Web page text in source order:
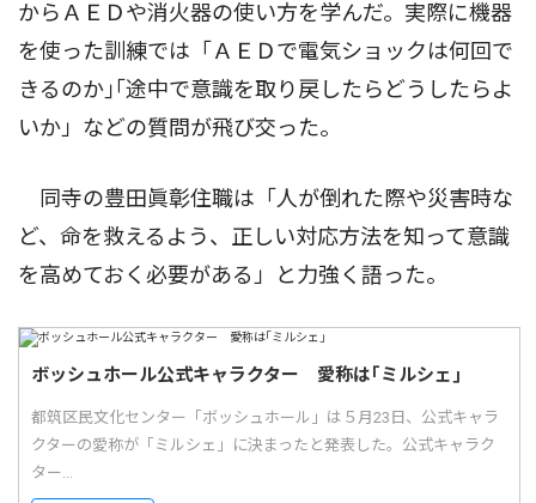
からＡＥＤや消火器の使い方を学んだ。実際に機器
を使った訓練では「ＡＥＤで電気ショックは何回で
きるのか｣｢途中で意識を取り戻したらどうしたらよ
いか」などの質問が飛び交った。
同寺の豊田眞彰住職は「人が倒れた際や災害時な
ど、命を救えるよう、正しい対応方法を知って意識
を高めておく必要がある」と力強く語った。
ボッシュホール公式キャラクター 愛称は｢ミルシェ｣
都筑区民文化センター「ボッシュホール」は５月23日、公式キャラ
クターの愛称が「ミルシェ」に決まったと発表した。公式キャラク
ター...